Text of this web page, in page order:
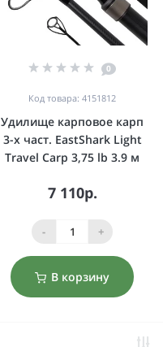
0
Код товара: 4151812
Удилище карповое карп
3-х част. EastShark Light
Travel Carp 3,75 lb 3.9 м
7 110р.
- +
В корзину